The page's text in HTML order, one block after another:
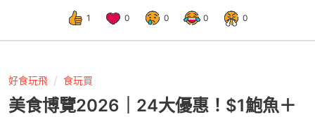
1 0 0 0 0
好食玩飛 食玩買
美食博覽2026｜24大優惠！$1鮑魚＋